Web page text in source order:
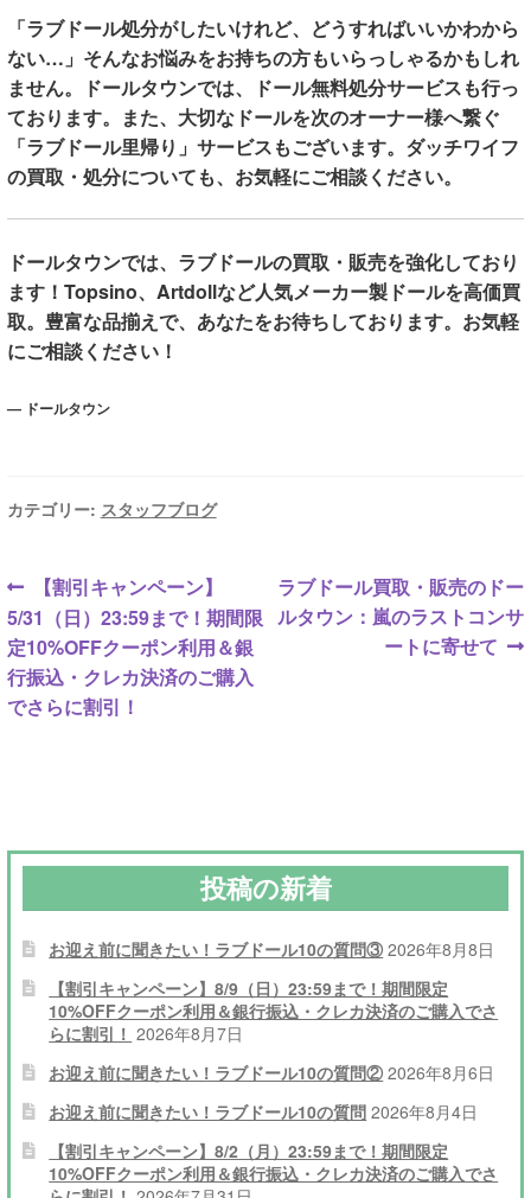
「ラブドール処分がしたいけれど、どうすればいいかわから
ない…」そんなお悩みをお持ちの方もいらっしゃるかもしれ
ません。ドールタウンでは、
ドール無料処分サービスも行っ
ております。また、大切なドールを次のオーナー様へ繋ぐ
「ラブドール里帰り 」サービスもございます。ダッチワイフ
の買取・処分についても、お気軽にご相談ください。
ドールタウンでは、ラブドールの買取・販売を強化しており
ます！Topsino、Artdollなど人気メーカー製ドールを高価買
取。豊富な品揃えで、あなたをお待ちしております。お気軽
にご相談ください！
— ドールタウン
カテゴリー: スタッフブログ
投
稿
ナ
ビ
シ
ョ
ン
前
の
投
稿:
【割引キャンペーン】
5/31（日）23:59まで！期間限
定10%OFFクーポン利用＆銀
行振込・クレカ決済のご購入
でさらに割引！
次
の
ラブドール買取・販売のドー
ルタウン：嵐のラストコンサ
ートに寄せて
投稿の新着
お迎え前に聞きたい！ラブドール10の質問③ 2026年8月8日
【割引キャンペーン】8/9（日）23:59まで！期間限定
10%OFFクーポン利用＆銀行振込・クレカ決済のご購入でさ
らに割引！ 2026年8月7日
お迎え前に聞きたい！ラブドール10の質問② 2026年8月6日
お迎え前に聞きたい！ラブドール10の質問 2026年8月4日
【割引キャンペーン】8/2（月）23:59まで！期間限定
10%OFFクーポン利用＆銀行振込・クレカ決済のご購入でさ